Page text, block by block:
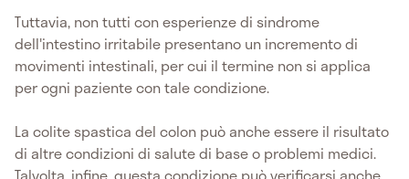
Tuttavia, non tutti con esperienze di sindrome
dell'intestino irritabile presentano un incremento di
movimenti intestinali, per cui il termine non si applica
per ogni paziente con tale condizione.
La colite spastica del colon può anche essere il risultato
di altre condizioni di salute di base o problemi medici.